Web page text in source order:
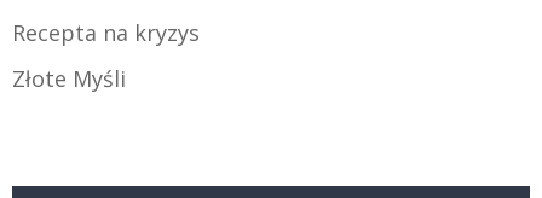
Recepta na kryzys
Złote Myśli